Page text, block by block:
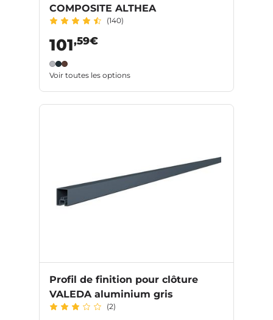
COMPOSITE ALTHEA
(140)
101,59€
Voir toutes les options
Profil de finition pour clôture
VALEDA aluminium gris
(2)